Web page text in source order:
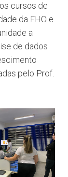
cursos de
da FHO e
a
de dados
pelo Prof.